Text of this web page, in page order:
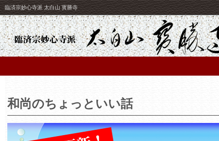
臨済宗妙心寺派 太白山 寳勝寺
和尚のちょっといい話